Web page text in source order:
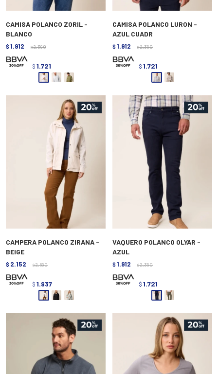
CAMISA POLANCO ZORIL -
BLANCO
$ 1.912 $ 2.390
$ 1.721
CAMISA POLANCO LURON -
AZUL CUADR
$ 1.912 $ 2.390
$ 1.721
CAMPERA POLANCO ZIRANA -
BEIGE
$ 2.152 $ 2.690
$ 1.937
VAQUERO POLANCO OLYAR -
AZUL
$ 1.912 $ 2.390
$ 1.721